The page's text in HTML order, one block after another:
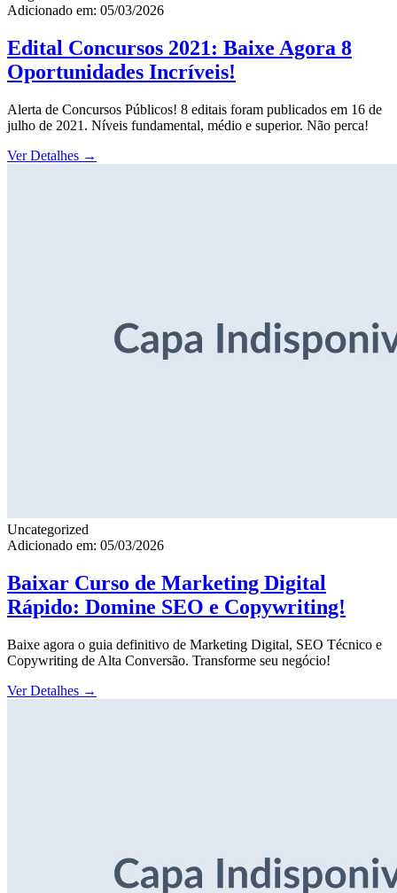
Adicionado em: 05/03/2026
Edital Concursos 2021: Baixe Agora 8
Oportunidades Incríveis!
Alerta de Concursos Públicos! 8 editais foram publicados em 16 de
julho de 2021. Níveis fundamental, médio e superior. Não perca!
Ver Detalhes →
Uncategorized
Adicionado em: 05/03/2026
Baixar Curso de Marketing Digital
Rápido: Domine SEO e Copywriting!
Baixe agora o guia definitivo de Marketing Digital, SEO Técnico e
Copywriting de Alta Conversão. Transforme seu negócio!
Ver Detalhes →